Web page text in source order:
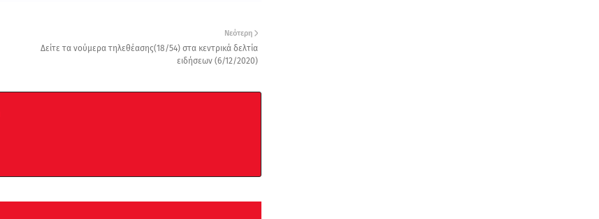
Νεότερη
Δείτε τα νούμερα τηλεθέασης(18/54) στα κεντρικά δελτία
ειδήσεων (6/12/2020)